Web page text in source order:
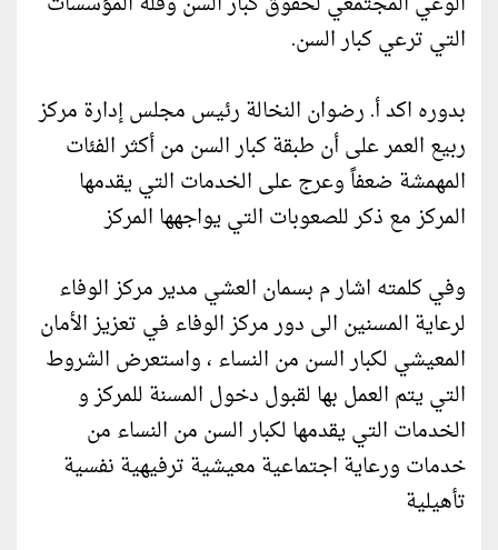
التي ترعي كبار السن.
بدوره اكد أ. رضوان النخالة رئيس مجلس إدارة مركز
ربيع العمر على أن طبقة كبار السن من أكثر الفئات
المهمشة ضعفاً وعرج على الخدمات التي يقدمها
المركز مع ذكر للصعوبات التي يواجهها المركز
وفي كلمته اشار م بسمان العشي مدير مركز الوفاء
لرعاية المسنين الى دور مركز الوفاء في تعزيز الأمان
المعيشي لكبار السن من النساء ، واستعرض الشروط
التي يتم العمل بها لقبول دخول المسنة للمركز و
الخدمات التي يقدمها لكبار السن من النساء من
خدمات ورعاية اجتماعية معيشية ترفيهية نفسية
تأهيلية